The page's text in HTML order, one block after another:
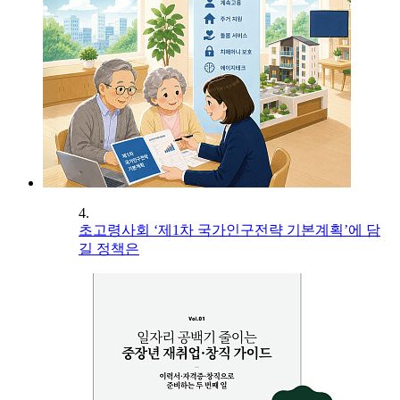
4.
초고령사회 ‘제1차 국가인구전략 기본계획’에 담
길 정책은